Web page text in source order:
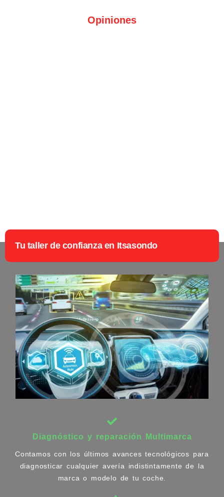
Opiniones
Tu taller de confianza en Itsasondo
Diagnóstico y reparación Multimarca
Contamos con los últimos avances tecnológicos para
diagnosticar cualquier avería indistintamente de la
marca o modelo de tu coche.